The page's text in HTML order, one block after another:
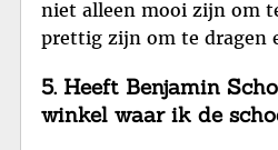
niet alleen mooi zijn om
prettig zijn om te dragen
5. Heeft Benjamin
winkel waar ik de